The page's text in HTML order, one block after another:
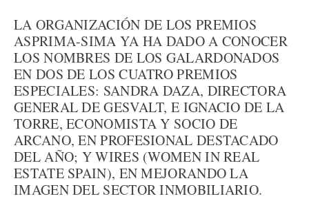
LA ORGANIZACIÓN DE LOS PREMIOS
ASPRIMA-SIMA YA HA DADO A CONOCER
LOS NOMBRES DE LOS GALARDONADOS
EN DOS DE LOS CUATRO PREMIOS
ESPECIALES: SANDRA DAZA, DIRECTORA
GENERAL DE GESVALT, E IGNACIO DE LA
TORRE, ECONOMISTA Y SOCIO DE
ARCANO, EN PROFESIONAL DESTACADO
DEL AÑO; Y WIRES (WOMEN IN REAL
ESTATE SPAIN), EN MEJORANDO LA
IMAGEN DEL SECTOR INMOBILIARIO.